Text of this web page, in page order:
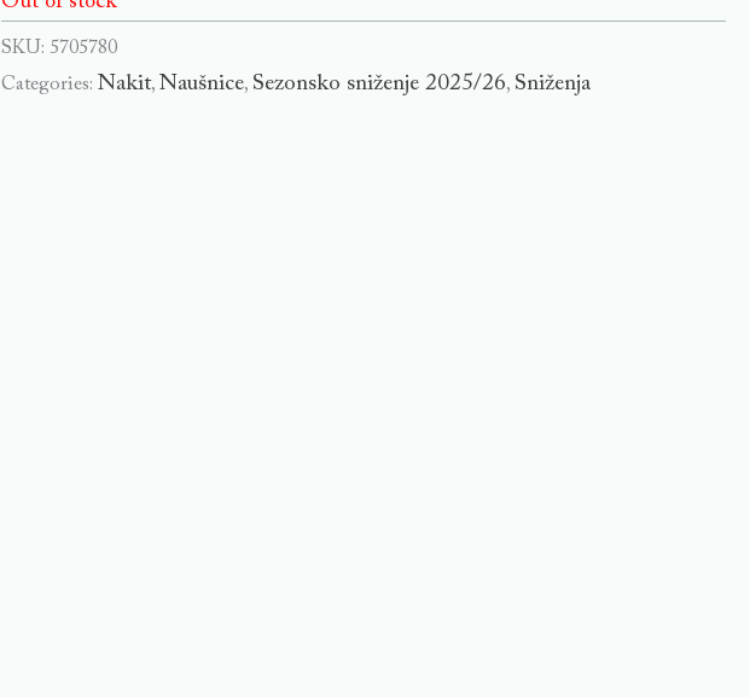
SKU: 5705780
Categories:Nakit,Naušnice, Sezonsko sniženje 2025/26, Sniženja